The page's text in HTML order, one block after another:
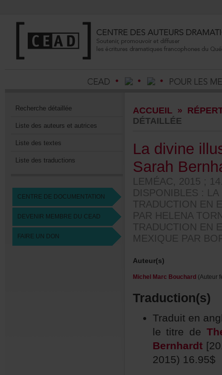
Recherchedétaillée
Listedesauteursetautrices
Listedestextes
Listedestraductions
CENTREDEDOCUMENTATION
DEVENIRMEMBREDUCEAD
FAIREUNDON
ACCUEIL»
DÉTAILLÉE
Auteur(s)
MichelMarcBouchard
Traduction(s)
letitrede
Bernhardt
2015)16.95$